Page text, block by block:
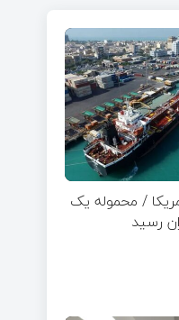
/ محموله یک
رسید